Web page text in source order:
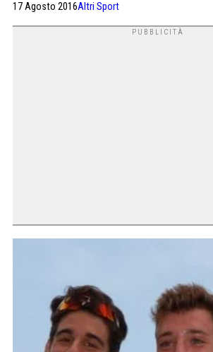
17 Agosto 2016Altri Sport